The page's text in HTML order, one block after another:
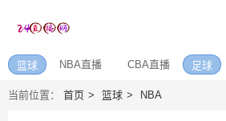
篮球 NBA直播 CBA直播 足球
当前位置： 首页 篮球 NBA